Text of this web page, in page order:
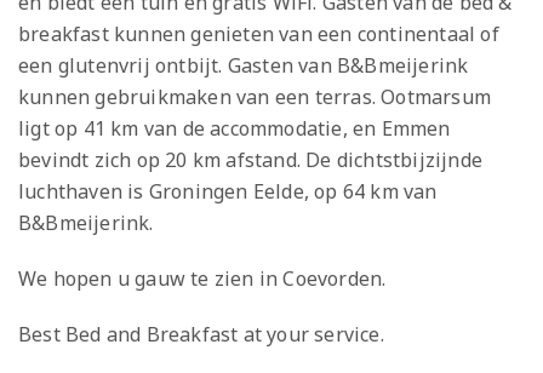
breakfast kunnen genieten van een continentaal of
een glutenvrij ontbijt. Gasten van B&Bmeijerink
kunnen gebruikmaken van een terras. Ootmarsum
ligt op 41 km van de accommodatie, en Emmen
bevindt zich op 20 km afstand. De dichtstbijzijnde
luchthaven is Groningen Eelde, op 64 km van
B&Bmeijerink.
We hopen u gauw te zien in Coevorden.
Best Bed and Breakfast at your service.